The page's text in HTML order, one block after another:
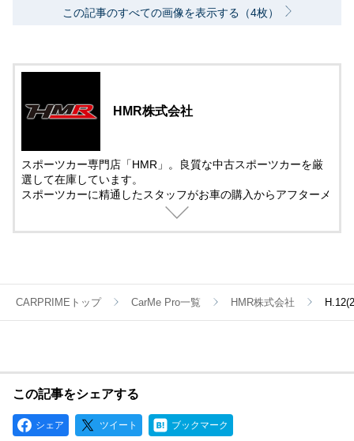
この記事のすべての画像を表示する（4枚）
HMR株式会社
スポーツカー専門店「HMR」。良質な中古スポーツカーを厳
選して在庫しています。
スポーツカーに精通したスタッフがお車の購入からアフターメ
ンテナンス＆チューニングまでサポート。
CARPRIMEトップ CarMe Pro一覧 HMR株式会社
この記事をシェアする
シェア ツイート ブックマーク